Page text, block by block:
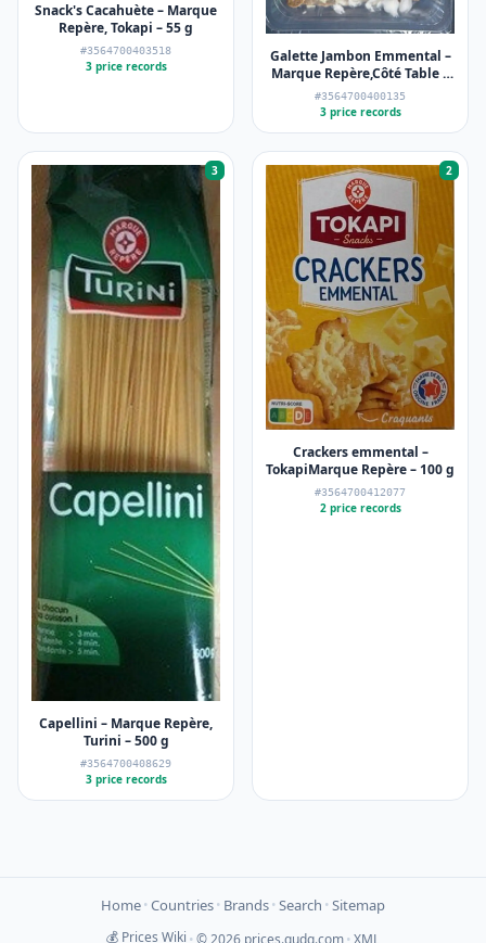
Snack's Cacahuète – Marque
Repère, Tokapi – 55 g
#3564700403518
3 price records
Galette Jambon Emmental –
Marque Repère,Côté Table –
195 g
#3564700400135
3 price records
3
Capellini – Marque Repère,
Turini – 500 g
#3564700408629
3 price records
2
Crackers emmental –
TokapiMarque Repère – 100 g
#3564700412077
2 price records
Home•Countries• Brands•Search •Sitemap
💰 Prices Wiki •© 2026 prices.gudq.com•XML